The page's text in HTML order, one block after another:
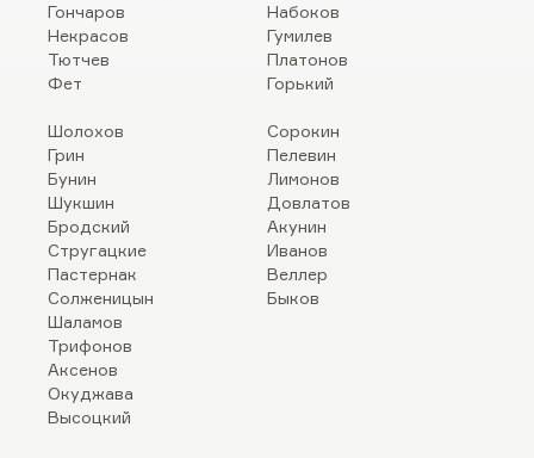
Гончаров
Некрасов
Тютчев
Фет
Набоков
Гумилев
Платонов
Горький
Шолохов
Грин
Бунин
Шукшин
Бродский
Стругацкие
Пастернак
Солженицын
Шаламов
Трифонов
Аксенов
Окуджава
Высоцкий
Сорокин
Пелевин
Лимонов
Довлатов
Акунин
Иванов
Веллер
Быков